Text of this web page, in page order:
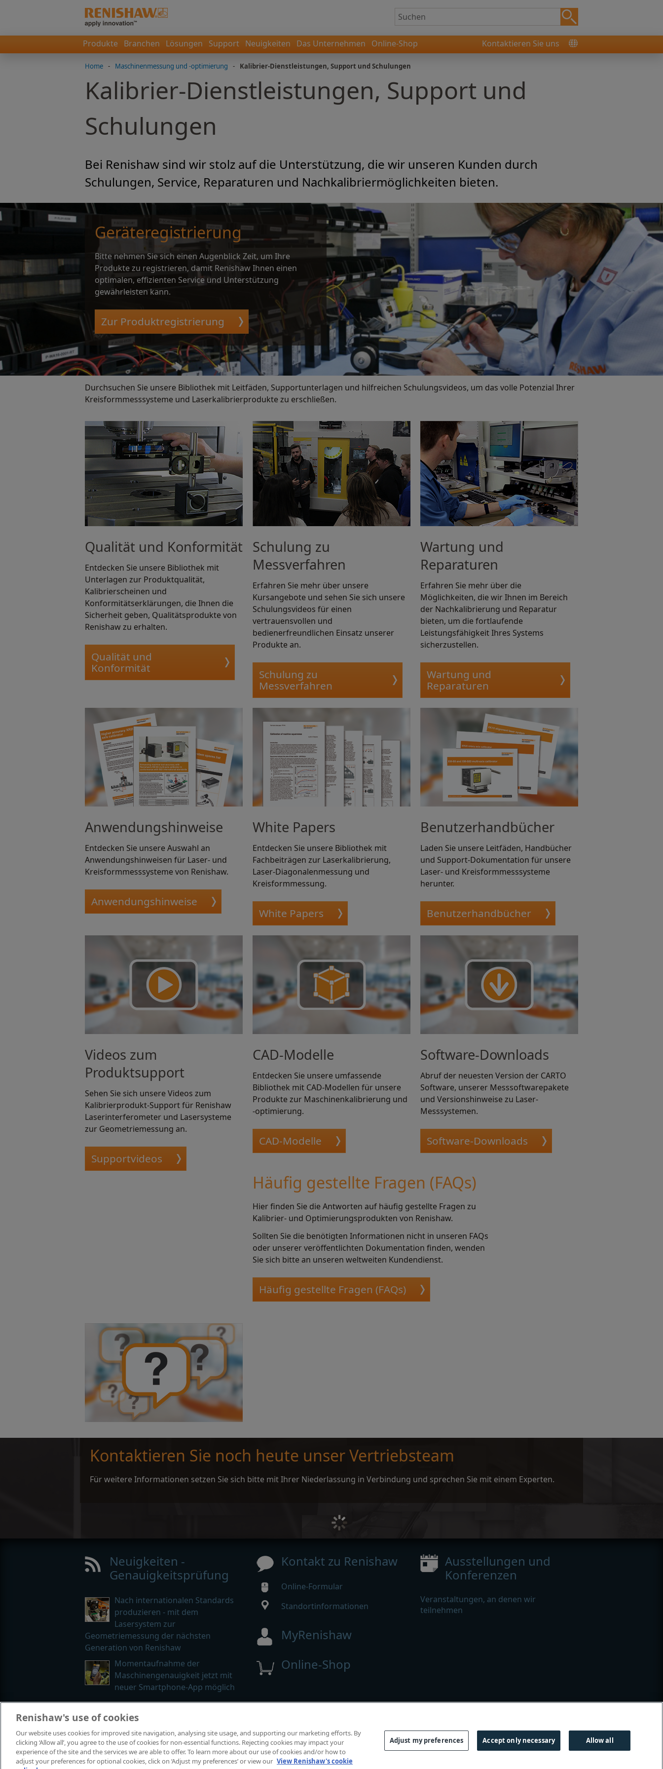
Produkte Branchen Lösungen Support Neuigkeiten Das Unternehmen Online-Shop Kontaktieren Sie uns
Home - Maschinenmessung und -optimierung - Kalibrier-Dienstleistungen, Support und Schulungen
Kalibrier-Dienstleistungen, Support und
Schulungen
Bei Renishaw sind wir stolz auf die Unterstützung, die wir unseren Kunden durch
Schulungen, Service, Reparaturen und Nachkalibriermöglichkeiten bieten.
Geräteregistrierung
Bitte nehmen Sie sich einen Augenblick Zeit, um Ihre
Produkte zu registrieren, damit Renishaw Ihnen einen
optimalen, effizienten Service und Unterstützung
gewährleisten kann.
Zur Produktregistrierung
Durchsuchen Sie unsere Bibliothek mit Leitfäden, Supportunterlagen und hilfreichen Schulungsvideos, um das volle Potenzial Ihrer
Kreisformmesssysteme und Laserkalibrierprodukte zu erschließen.
Qualität und Konformität
Entdecken Sie unsere Bibliothek mit
Unterlagen zur Produktqualität,
Kalibrierscheinen und
Konformitätserklärungen, die Ihnen die
Sicherheit geben, Qualitätsprodukte von
Renishaw zu erhalten.
Qualität und
Konformität
Schulung zu
Messverfahren
Erfahren Sie mehr über unsere
Kursangebote und sehen Sie sich unsere
Schulungsvideos für einen
vertrauensvollen und
bedienerfreundlichen Einsatz unserer
Produkte an.
Schulung zu
Messverfahren
Wartung und
Reparaturen
Erfahren Sie mehr über die
Möglichkeiten, die wir Ihnen im Bereich
der Nachkalibrierung und Reparatur
bieten, um die fortlaufende
Leistungsfähigkeit Ihres Systems
sicherzustellen.
Wartung und
Reparaturen
Anwendungshinweise
Entdecken Sie unsere Auswahl an
Anwendungshinweisen für Laser- und
Kreisformmesssysteme von Renishaw.
Anwendungshinweise
White Papers
Entdecken Sie unsere Bibliothek mit
Fachbeiträgen zur Laserkalibrierung,
Laser-Diagonalenmessung und
Kreisformmessung.
White Papers
Benutzerhandbücher
Laden Sie unsere Leitfäden, Handbücher
und Support-Dokumentation für unsere
Laser- und Kreisformmesssysteme
herunter.
Benutzerhandbücher
Videos zum
Produktsupport
Sehen Sie sich unsere Videos zum
Kalibrierprodukt-Support für Renishaw
Laserinterferometer und Lasersysteme
zur Geometriemessung an.
Supportvideos
CAD-Modelle
Entdecken Sie unsere umfassende
Bibliothek mit CAD-Modellen für unsere
Produkte zur Maschinenkalibrierung und
-optimierung.
CAD-Modelle
Software-Downloads
Abruf der neuesten Version der CARTO
Software, unserer Messsoftwarepakete
und Versionshinweise zu Laser-
Messsystemen.
Software-Downloads
Häufig gestellte Fragen (FAQs)
Hier finden Sie die Antworten auf häufig gestellte Fragen zu
Kalibrier- und Optimierungsprodukten von Renishaw.
Sollten Sie die benötigten Informationen nicht in unseren FAQs
oder unserer veröffentlichten Dokumentation finden, wenden
Sie sich bitte an unseren weltweiten Kundendienst.
Häufig gestellte Fragen (FAQs)
Kontaktieren Sie noch heute unser Vertriebsteam
Für weitere Informationen setzen Sie sich bitte mit Ihrer Niederlassung in Verbindung und sprechen Sie mit einem Experten.
Neuigkeiten -
Genauigkeitsprüfung
Nach internationalen Standards
produzieren - mit dem
Lasersystem zur
Geometriemessung der nächsten
Generation von Renishaw
Momentaufnahme der
Maschinengenauigkeit jetzt mit
neuer Smartphone-App möglich
Kontakt zu Renishaw
Online-Formular
Standortinformationen
MyRenishaw
Online-Shop
Ausstellungen und
Konferenzen
Veranstaltungen, an denen wir
teilnehmen
Kontaktieren Sie uns|Rechtliche Hinweise und Compliance|Zugänglichkeit Datenschutz|Leitfaden - Cookies|Gender-Hinweis
Renishaw's use of cookies
Our website uses cookies for improved site navigation, analysing site usage, and supporting our marketing efforts. By
clicking ‘Allow all’, you agree to the use of cookies for non-essential functions. Rejecting cookies may impact your
experience of the site and the services we are able to offer. To learn more about our use of cookies and/or how to
adjust your preferences for optional cookies, click on ‘Adjust my preferences’ or view our View Renishaw's cookie
Adjust my preferences Accept only necessary Allow all